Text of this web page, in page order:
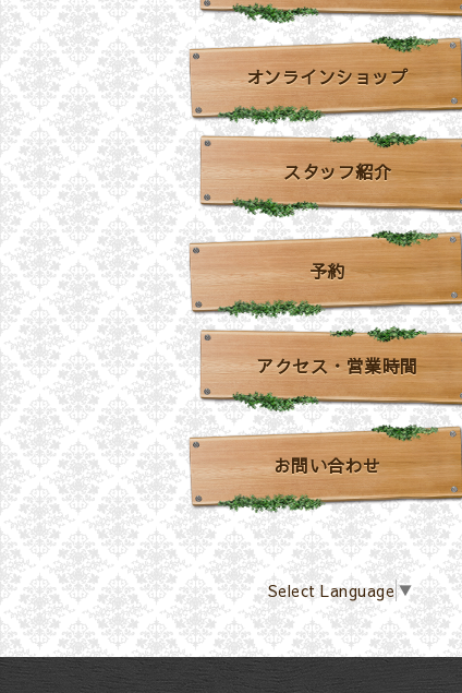
オンラインショップ
スタッフ紹介
予約
アクセス・営業時間
お問い合わせ
Select Language▼